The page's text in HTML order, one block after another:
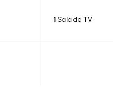
1 Sala de TV